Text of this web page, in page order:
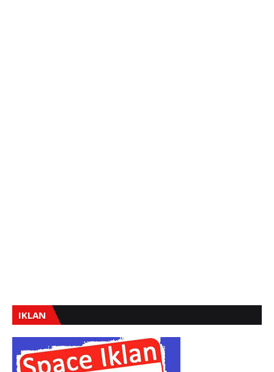
IKLAN